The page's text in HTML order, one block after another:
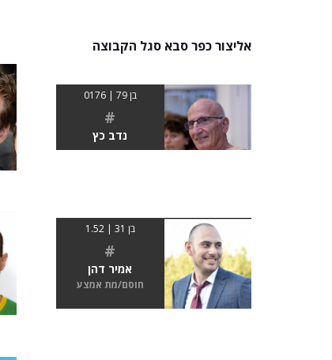
אליצור כפר סבא סגל הקבוצה
בן 79 | 0176
#
נדב כץ
בן 31 | 1.52
#
אמיר דהן
חוסם/מת אמצע